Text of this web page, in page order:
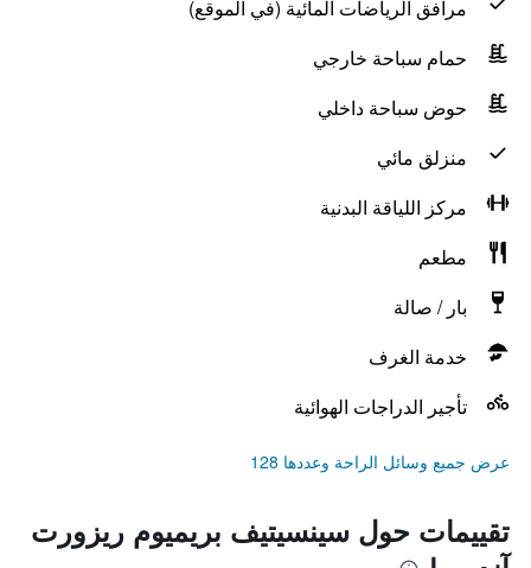
مرافق الرياضات المائية (في الموقع)
حمام سباحة خارجي
حوض سباحة داخلي
منزلق مائي
مركز اللياقة البدنية
مطعم
بار / صالة
خدمة الغرف
تأجير الدراجات الهوائية
عرض جميع وسائل الراحة وعددها 128
تقييمات حول سينسيتيف بريميوم ريزورت